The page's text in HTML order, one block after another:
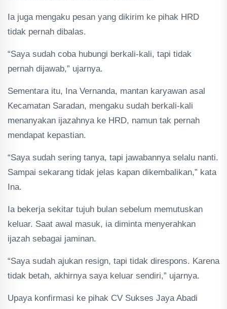
Ia juga mengaku pesan yang dikirim ke pihak HRD
tidak pernah dibalas.
“Saya sudah coba hubungi berkali-kali, tapi tidak
pernah dijawab,” ujarnya.
Sementara itu, Ina Vernanda, mantan karyawan asal
Kecamatan Saradan, mengaku sudah berkali-kali
menanyakan ijazahnya ke HRD, namun tak pernah
mendapat kepastian.
“Saya sudah sering tanya, tapi jawabannya selalu nanti.
Sampai sekarang tidak jelas kapan dikembalikan,” kata
Ina.
Ia bekerja sekitar tujuh bulan sebelum memutuskan
keluar. Saat awal masuk, ia diminta menyerahkan
ijazah sebagai jaminan.
“Saya sudah ajukan resign, tapi tidak direspons. Karena
tidak betah, akhirnya saya keluar sendiri,” ujarnya.
Upaya konfirmasi ke pihak CV Sukses Jaya Abadi